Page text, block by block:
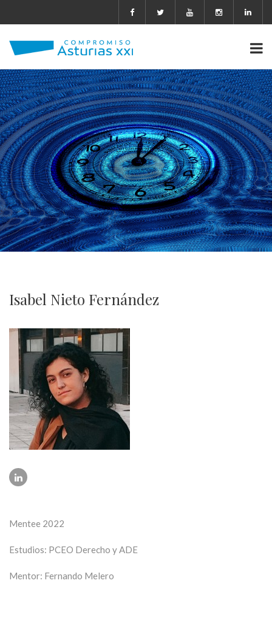
Isabel Nieto Fernández
Mentee 2022
Estudios: PCEO Derecho y ADE
Mentor: Fernando Melero